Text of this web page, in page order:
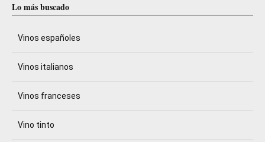
Lo más buscado
Vinos españoles
Vinos italianos
Vinos franceses
Vino tinto